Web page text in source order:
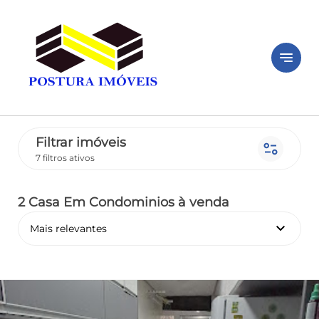
notes
Filtrar imóveis
7 filtros ativos page_info
2 Casa Em Condominios à venda
Mais relevantes keyboard_arrow_down